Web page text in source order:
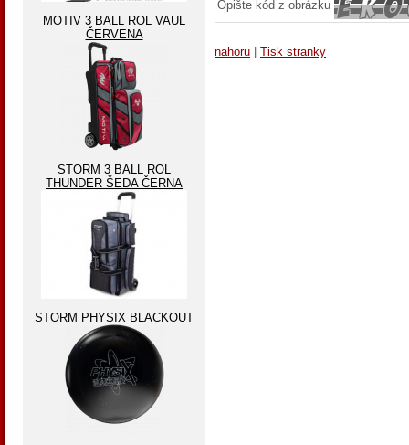
Opište kód z obrázku
nahoru Tisk stranky
MOTIV 3 BALL ROL VAUL
ČERVENA
STORM 3 BALL ROL
THUNDER ŠEDA ČERNA
STORM PHYSIX BLACKOUT